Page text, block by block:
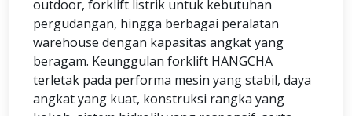
outdoor, forklift listrik untuk kebutuhan
pergudangan, hingga berbagai peralatan
warehouse dengan kapasitas angkat yang
beragam. Keunggulan forklift HANGCHA
terletak pada performa mesin yang stabil, daya
angkat yang kuat, konstruksi rangka yang